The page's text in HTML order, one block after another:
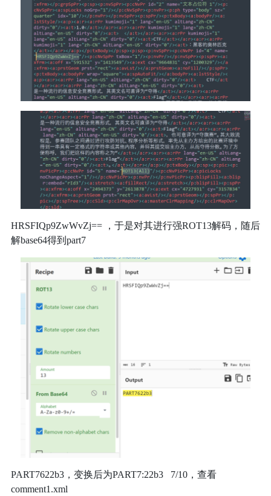
HRSFIQp9ZwWvZj== ，于是对其进行强ROT13解码，随后
解base64得到part7
PART7622b3，变换后为PART7:22b3 7/10，查看
comment1.xml